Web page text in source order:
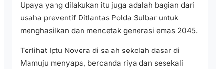
Upaya yang dilakukan itu juga adalah bagian dari
usaha preventif Ditlantas Polda Sulbar untuk
menghasilkan dan mencetak generasi emas 2045.
Terlihat Iptu Novera di salah sekolah dasar di
Mamuju menyapa, bercanda riya dan sesekali